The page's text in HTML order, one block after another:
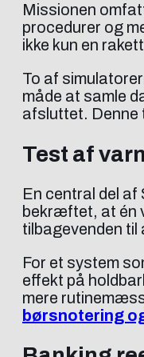
Missionen
procedurer og
ikke kun en
To af
måde at samle
afsluttet. Denne
Test af
En central del
bekræftet, at én
tilbagevenden
For et system
effekt på
mere
børsnotering